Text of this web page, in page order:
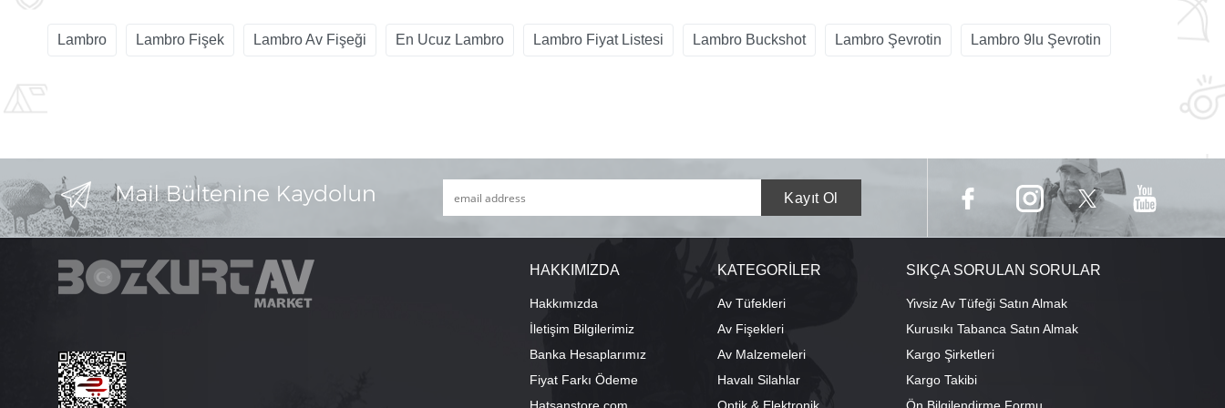
Lambro Lambro Fişek Lambro Av Fişeği En Ucuz Lambro Lambro Fiyat Listesi Lambro Buckshot Lambro Şevrotin Lambro 9lu Şevrotin
HAKKIMIZDA
Hakkımızda
İletişim Bilgilerimiz
Banka Hesaplarımız
Fiyat Farkı Ödeme
KATEGORİLER
Av Tüfekleri
Av Fişekleri
Av Malzemeleri
Havalı Silahlar
SIKÇA SORULAN SORULAR
Yivsiz Av Tüfeği Satın Almak
Kurusıkı Tabanca Satın Almak
Kargo Şirketleri
Kargo Takibi